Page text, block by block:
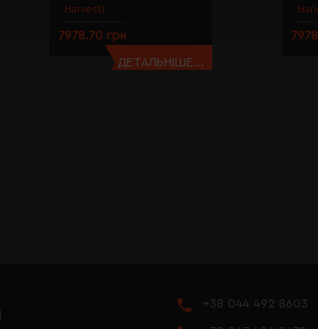
Harvest)
7978.70 грн
ДЕТАЛЬНІШЕ...
+38 044 492 8603